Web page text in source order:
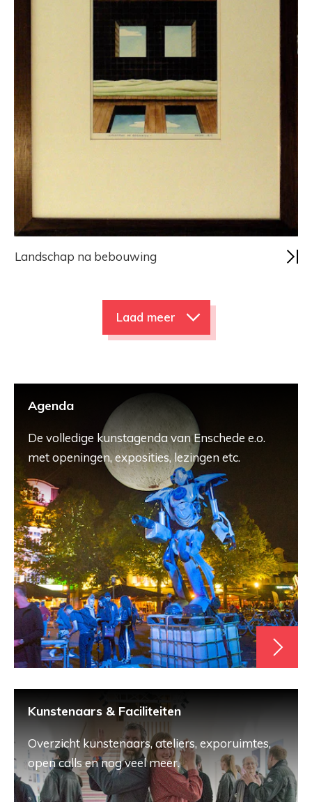
Landschap na bebouwing
Laad meer
Agenda
De volledige kunstagenda van Enschede e.o.
met openingen, exposities, lezingen etc.
Kunstenaars & Faciliteiten
Overzicht kunstenaars, ateliers, exporuimtes,
open calls en nog veel meer.